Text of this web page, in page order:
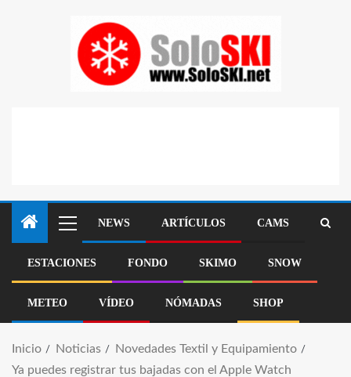
NEWS ARTÍCULOS CAMS
ESTACIONES FONDO SKIMO SNOW
METEO VÍDEO NÓMADAS SHOP
Inicio Noticias
Novedades Textil y Equipamiento
Ya puedes registrar tus bajadas con el Apple Watch